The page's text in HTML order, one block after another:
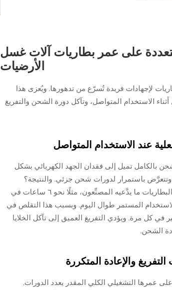
على عمر بطاريات آلات غسل
الأرضيات
لإجهادات فريدة تُسرّع من تدهورها. ويُعزى هذا
الاستخدام المتواصل، وتآكل دورة الشحن والتفريغ
عند الاستخدام المتواصل
بالكامل تميل إلى فقدان الجهد الكهربائي بشكل
وتتعرَّض باستمرار لدورات شحن جزئي. والنتيجة؟
انخفاض ملحوظ في المدة الفعلية للتشغيل. فبدلًا من أن تدوم هذه البطاريات ما يدَّعيه المصنِّعون، مثلًا نحو ٦ ساعات في
بعد ٤ أو ٤٫٥ ساعات فقط عند الاستخدام المستمر طوال اليوم. وبسبب هذا التقلص في
في كل مرة. ويؤدي التفريغ العميق إلى تآكل الخلايا
الشحن.
والإعادة المتكررة
عمرها التشغيلي الكلي المقدر بعدد الدورات.